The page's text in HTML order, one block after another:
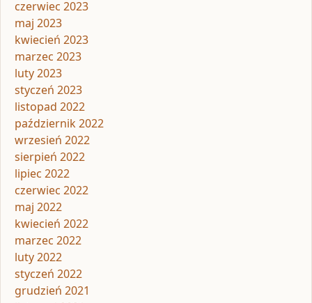
czerwiec 2023
maj 2023
kwiecień 2023
marzec 2023
luty 2023
styczeń 2023
listopad 2022
październik 2022
wrzesień 2022
sierpień 2022
lipiec 2022
czerwiec 2022
maj 2022
kwiecień 2022
marzec 2022
luty 2022
styczeń 2022
grudzień 2021